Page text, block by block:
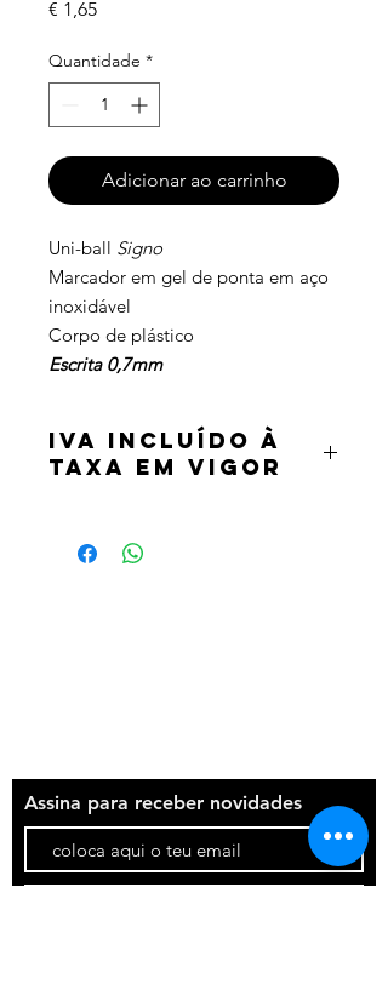
€ 1,65Preço
Quantidade *
Adicionar ao carrinho
Uni-ball Signo
Marcador em gel de ponta em aço
inoxidável
Corpo de plástico
Escrita 0,7mm
IVA incluído à
taxa em vigor
Assina para receber novidades